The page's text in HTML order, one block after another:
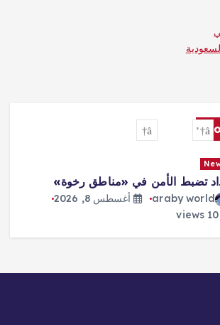
الحرب ستنتهي و«هرمز» سيفتح
araby world